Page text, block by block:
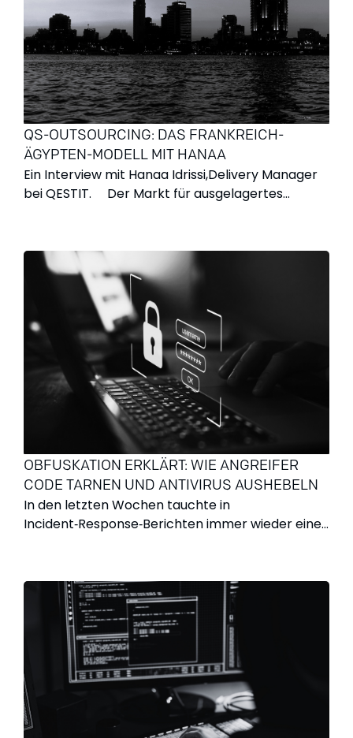
QS-OUTSOURCING: DAS FRANKREICH-
ÄGYPTEN-MODELL MIT HANAA
Ein Interview mit Hanaa Idrissi,Delivery Manager
bei QESTIT. Der Markt für ausgelagertes
Fast 40 % der ausgelagerten Testleistungen**
entfallen auf die Region Europa, Naher Osten und
Afrika. Entsprechend suchen Unternehmen nach
Partnern, die technische Kompetenz mit
kultureller Nähe verbinden. Genau hier setzt
unser Testcenter in Kairo an – mit Hanaa,
unserer französischsprachigen Delivery
Managerin, als zentraler Schnittstelle. Hanaa,
was genau ist Deine Aufgabe im Testcenter in
Kairo? Ich verbinde unsere
französischsprachigen Kunden mit unseren
lokalen Teams in Kairo. Vor Ort stelle ich sicher,
dass Projekte strukturiert, präzise und effizient
umgesetzt werden. Gemeinsam mit dem lokalen
Direktor in Ägypten verantworte ich die Auswahl
und den Einsatz der Consultants. Parallel dazu
zweistufiges Modell: strategische Steuerung auf
Kundenseite, operative Umsetzung in Kairo.
Worin liegen die Stärken des Testcenters in
Kairo? Sicherheit und Qualität stehen für uns an
erster Stelle. Unsere Infrastruktur erfüllt die
Anforderungen der ISO 27001 und ist umfassend
gegen unbefugte Zugriffe geschützt. Gleichzeitig
bieten wir drei Leistungsmodelle, mit denen wir
OBFUSKATION ERKLÄRT: WIE ANGREIFER
CODE TARNEN UND ANTIVIRUS AUSHEBELN
In den letzten Wochen tauchte in
Incident‑Response‑Berichten immer wieder eine
kann er StatusReport.aspx oder
healthcheck.ashx heißen. Entscheidend ist, dass
der Schadcode stark obfuskiert ist. Dieser
Beitrag erklärt, was Obfuskation bedeutet,
welche Techniken Angreifer einsetzen und wie
Unternehmen die Tarnung enttarnen können,
bevor Schaden entsteht.